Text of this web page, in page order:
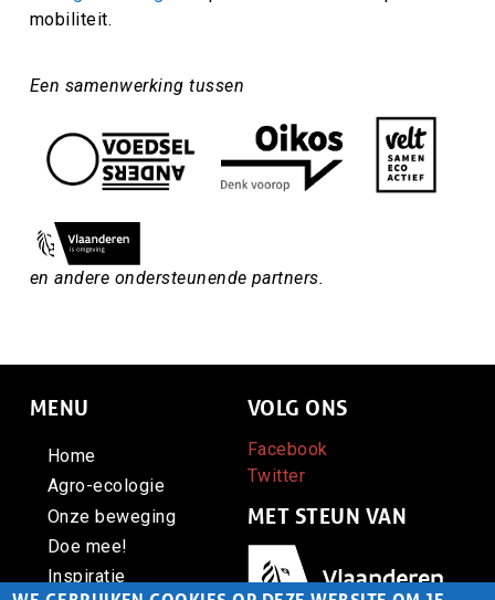
mobiliteit.
Een samenwerking tussen
en andere ondersteunende partners.
MENU
Home
Agro-ecologie
Onze beweging
Doe mee!
Inspiratie
VOLG ONS
Facebook
Twitter
MET STEUN VAN
Afbeelding